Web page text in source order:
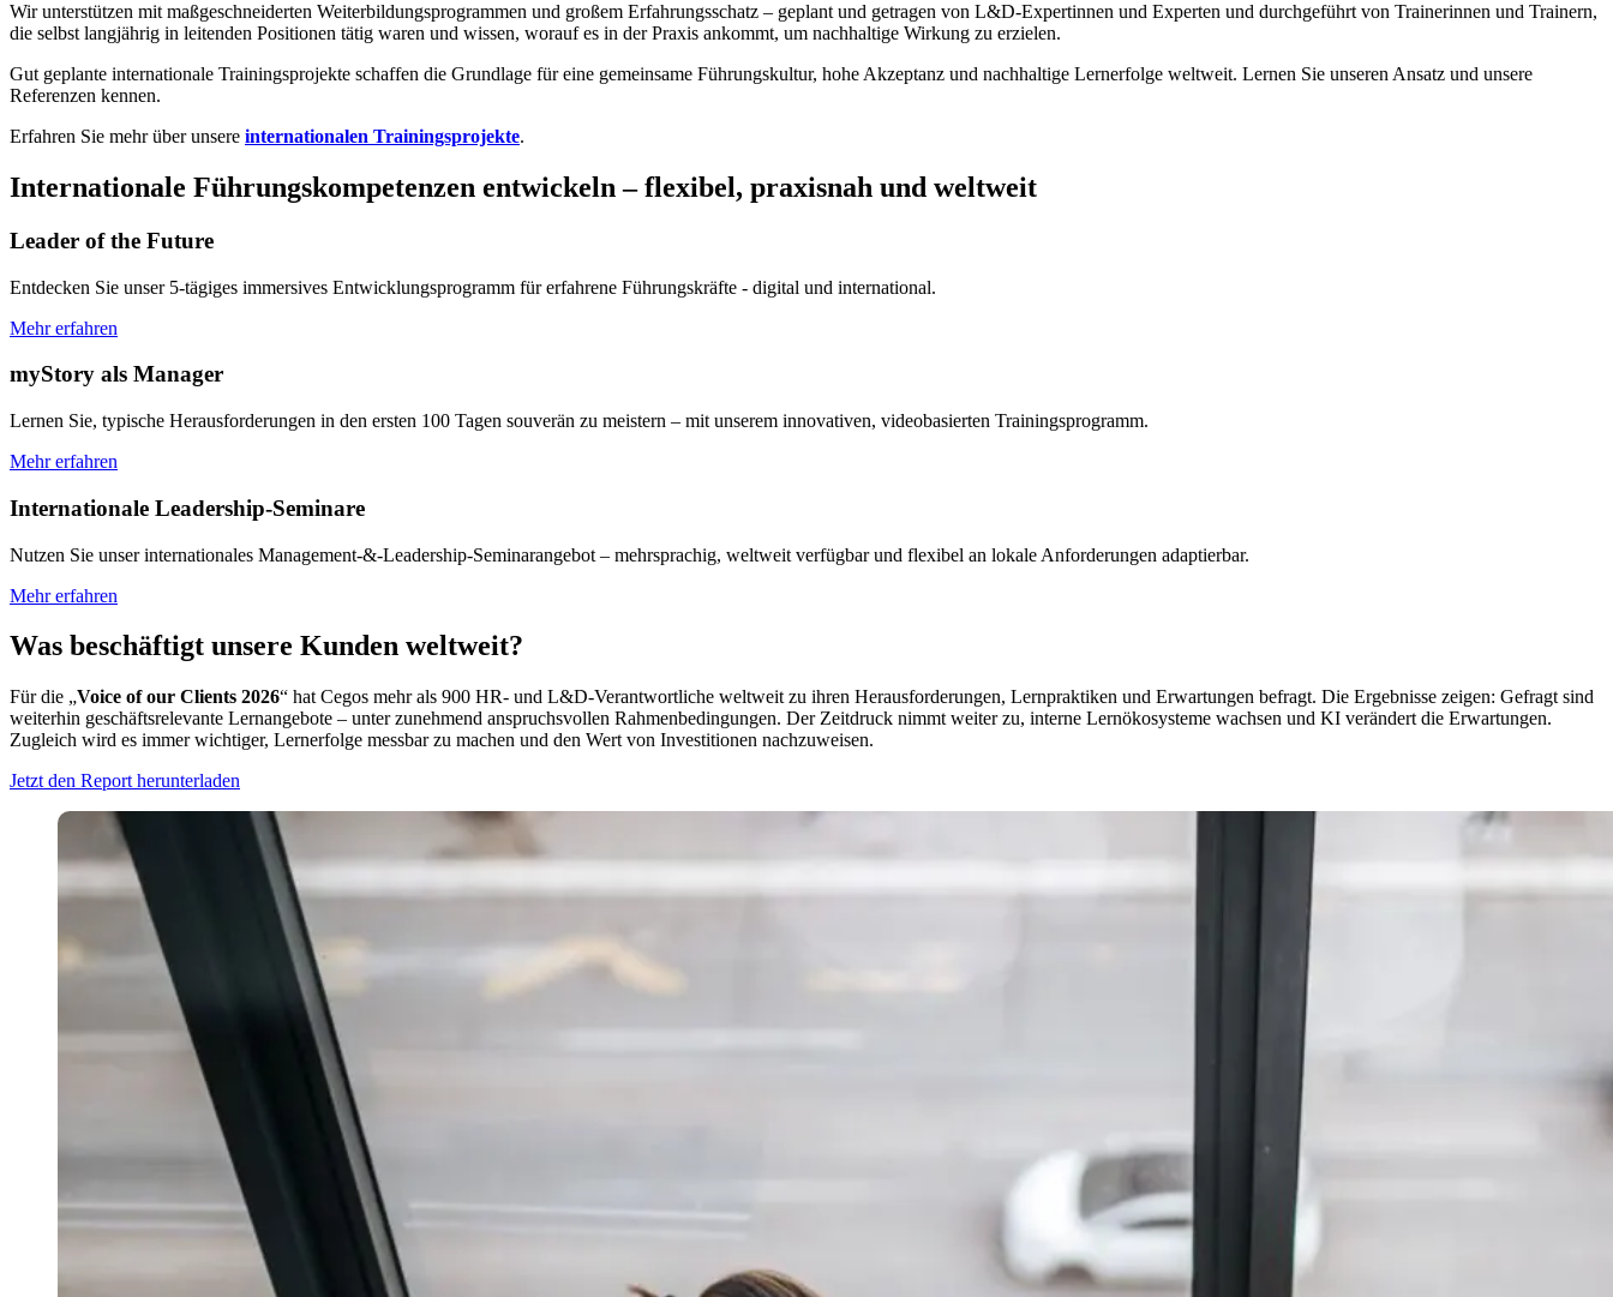
Wir unterstützen mit maßgeschneiderten Weiterbildungsprogrammen und großem Erfahrungsschatz – geplant und getragen von L&D-Expertinnen und Experten und durchgeführt von Trainerinnen und Trainern,
die selbst langjährig in leitenden Positionen tätig waren und wissen, worauf es in der Praxis ankommt, um nachhaltige Wirkung zu erzielen.
Gut geplante internationale Trainingsprojekte schaffen die Grundlage für eine gemeinsame Führungskultur, hohe Akzeptanz und nachhaltige Lernerfolge weltweit. Lernen Sie unseren Ansatz und unsere
Referenzen kennen.
Erfahren Sie mehr über unsere internationalen Trainingsprojekte.
Internationale Führungskompetenzen entwickeln – flexibel, praxisnah und weltweit
Leader of the Future
Entdecken Sie unser 5-tägiges immersives Entwicklungsprogramm für erfahrene Führungskräfte - digital und international.
Mehr erfahren
myStory als Manager
Lernen Sie, typische Herausforderungen in den ersten 100 Tagen souverän zu meistern – mit unserem innovativen, videobasierten Trainingsprogramm.
Mehr erfahren
Internationale Leadership-Seminare
Nutzen Sie unser internationales Management-&-Leadership-Seminarangebot – mehrsprachig, weltweit verfügbar und flexibel an lokale Anforderungen adaptierbar.
Mehr erfahren
Was beschäftigt unsere Kunden weltweit?
Für die „Voice of our Clients 2026“ hat Cegos mehr als 900 HR- und L&D-Verantwortliche weltweit zu ihren Herausforderungen, Lernpraktiken und Erwartungen befragt. Die Ergebnisse zeigen: Gefragt sind
weiterhin geschäftsrelevante Lernangebote – unter zunehmend anspruchsvollen Rahmenbedingungen. Der Zeitdruck nimmt weiter zu, interne Lernökosysteme wachsen und KI verändert die Erwartungen.
Zugleich wird es immer wichtiger, Lernerfolge messbar zu machen und den Wert von Investitionen nachzuweisen.
Jetzt den Report herunterladen